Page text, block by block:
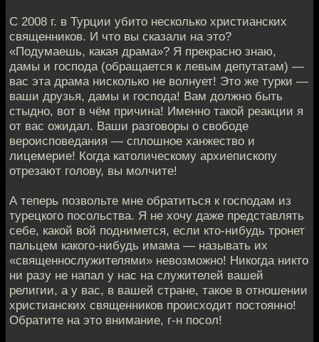
С 2008 г. в Турции убито несколько христианских
священников. И что вы сказали на это?
«Подумаешь, какая драма»? Я прекрасно знаю,
дамы и господа (обращается к левым депутатам) —
вас эта драма нисколько не волнует! Это же турки —
ваши друзья, дамы и господа! Вам должно быть
стыдно, вот в чём причина! Именно такой реакции я
от вас ожидал. Ваши разговоры о свободе
вероисповедания — сплошное ханжество и
лицемерие! Когда католическому архиепископу
отрезают голову, вы молчите!
А теперь позвольте мне обратиться к господам из
турецкого посольства. Я не хочу даже представлять
себе, какой вой поднимется, если кто-нибудь тронет
пальцем какого-нибудь имама — называть их
«священнослужителями» невозможно! Никогда никто
ни разу не напал у нас на служителей вашей
религии, а у вас, в вашей стране, такое в отношении
христианских священников происходит постоянно!
Обратите на это внимание, г-н посол!